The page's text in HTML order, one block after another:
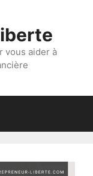
vous aider à